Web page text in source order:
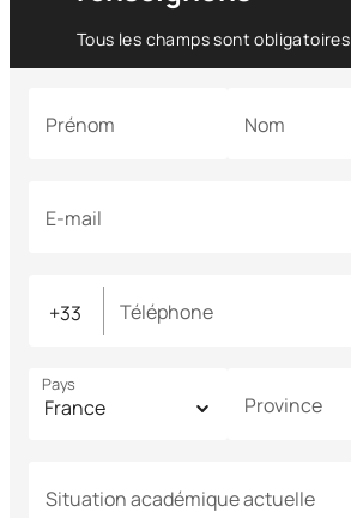
Tous les champs sont obligatoires
Prénom Nom
E-mail
Téléphone
Pays
Province
Situation académique actuelle